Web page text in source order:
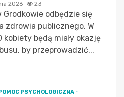
2026 23
Grodkowie odbędzie się
zdrowia publicznego. W
będą miały okazję
by przeprowadzić...
PSYCHOLOGICZNA